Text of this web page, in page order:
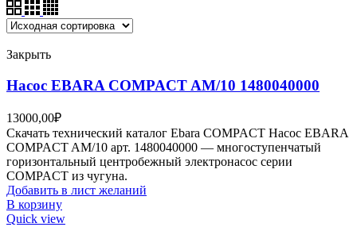
Закрыть
Насос EBARA COMPACT AM/10 1480040000
13000,00₽
Скачать технический каталог Ebara COMPACT Насос EBARA
COMPACT AM/10 арт. 1480040000 — многоступенчатый
горизонтальный центробежный электронасос серии
COMPACT из чугуна.
Добавить в лист желаний
В корзину
Quick view